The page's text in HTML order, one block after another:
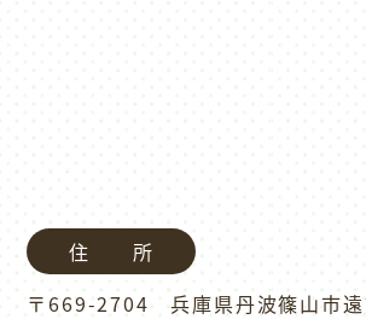
住 所
〒669-2704 兵庫県丹波篠山市